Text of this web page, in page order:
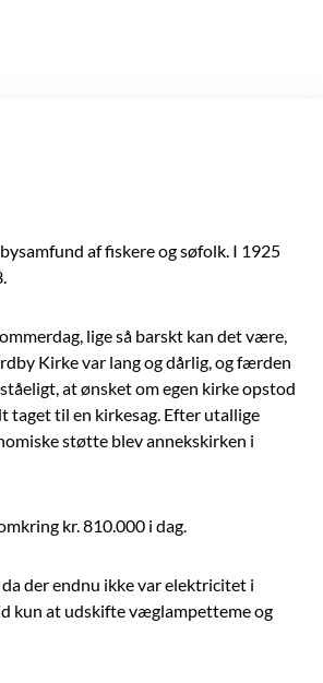
af fiskere og søfolk. I 1925
lige så barskt kan det være,
Kirke var lang og dårlig, og færden
at ønsket om egen kirke opstod
taget til en kirkesag. Efter utallige
støtte blev annekskirken i
kr. 810.000 i dag.
der endnu ikke var elektricitet i
kun at udskifte væglampetteme og